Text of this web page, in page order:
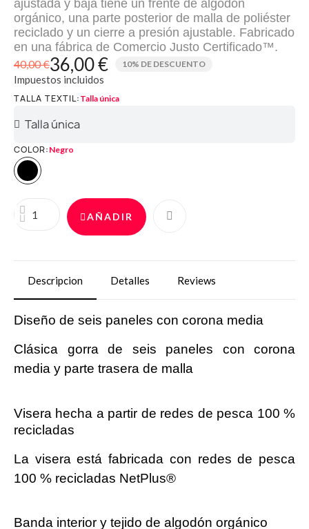
ajustada y baja tiene un frente de algodón
orgánico, una parte posterior de malla de poliéster
reciclado y un cierre a presión ajustable. Fabricado
en una fábrica de Comercio Justo Certificado™.
40,00 €36,00 € 10% DE DESCUENTO
Impuestos incluidos
TALLA TEXTIL Talla única
COLOR Negro
AÑADIR
Descripcion Detalles Reviews
Diseño de seis paneles con corona media
Clásica gorra de seis paneles con corona
media y parte trasera de malla
Visera hecha a partir de redes de pesca 100 %
recicladas
La visera está fabricada con redes de pesca
100 % recicladas NetPlus®
Banda interior y tejido de algodón orgánico